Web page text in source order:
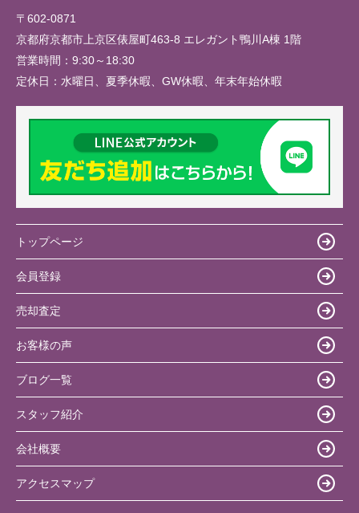
〒602-0871
京都府京都市上京区俵屋町463-8 エレガント鴨川A棟 1階
営業時間： 9:30～18:30
定休日： 水曜日、夏季休暇、GW休暇、年末年始休暇
トップページ
会員登録
売却査定
お客様の声
ブログ一覧
スタッフ紹介
会社概要
アクセスマップ